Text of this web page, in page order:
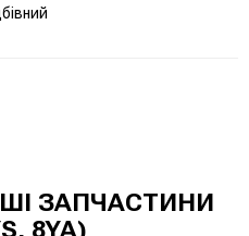
ЗАПЧАСТИНИ
8YA)